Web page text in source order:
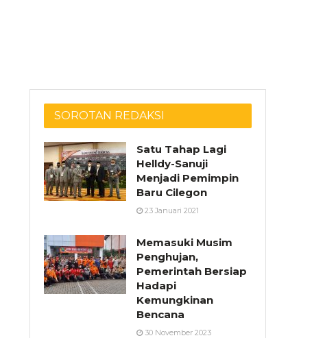
SOROTAN REDAKSI
Satu Tahap Lagi
Helldy-Sanuji
Menjadi Pemimpin
Baru Cilegon
23 Januari 2021
Memasuki Musim
Penghujan,
Pemerintah Bersiap
Hadapi
Kemungkinan
Bencana
30 November 2023